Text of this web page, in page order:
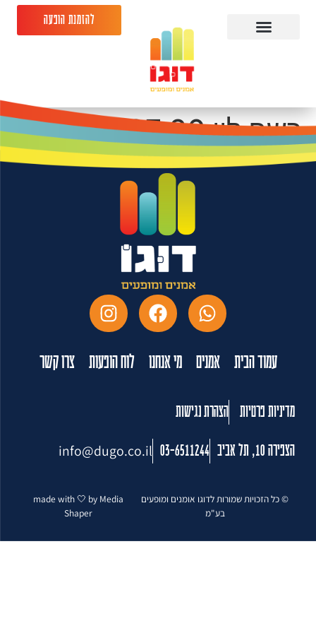
להזמנת הופעה
רשף לוי 16.07.26
המשכן לאומנויות נס
עמוד הבית אמנים מי אנחנו לוח הופעות צרו קשר
מדיניות פרטיות הצהרת נגישות
הצפירה 10, תל אביב 03-6511244
info@dugo.co.il
© כל הזכויות שמורות לדוגו אומנים ומופעים
בע"מ
made with 🤍 by Media
Shaper